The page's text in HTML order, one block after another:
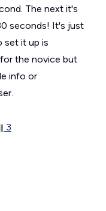
The next it's
seconds! It's just
set it up is
the novice but
info or
3